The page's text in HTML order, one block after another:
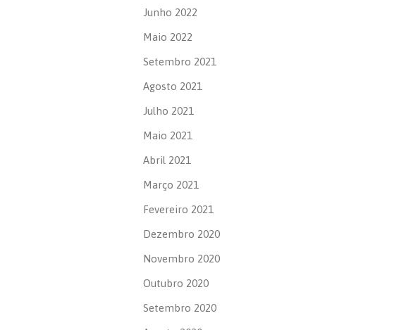
Junho 2022
Maio 2022
Setembro 2021
Agosto 2021
Julho 2021
Maio 2021
Abril 2021
Março 2021
Fevereiro 2021
Dezembro 2020
Novembro 2020
Outubro 2020
Setembro 2020